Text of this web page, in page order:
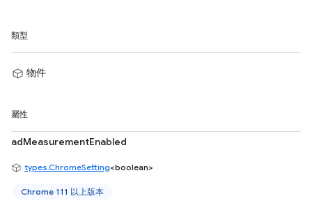
類型
物件
屬性
adMeasurementEnabled
types.ChromeSetting<boolean>
Chrome 111 以上版本